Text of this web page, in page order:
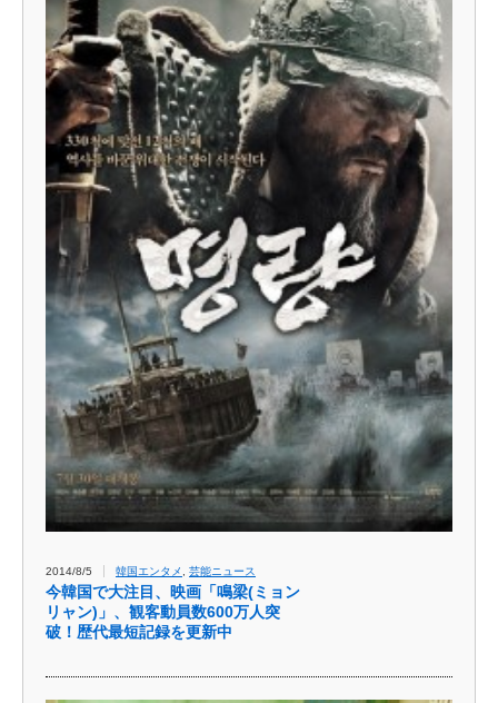
2014/8/5 韓国エンタメ 芸能ニュース
今韓国で大注目、映画「鳴梁(ミョン
リャン)」、観客動員数600万人突
破！歴代最短記録を更新中